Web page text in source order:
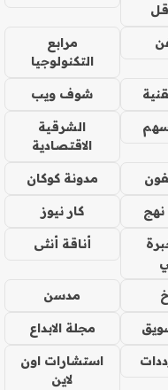
مرابع
التكنولوجيا
شوف ويب
الشرقية
الاقتصادية
مدونة كوكان
كار نيوز
أناقة أنثى
مدسن
مجلة الابداع
استشارات اون
لاين